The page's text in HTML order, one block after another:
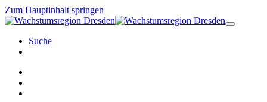
Zum Hauptinhalt springen
Suche